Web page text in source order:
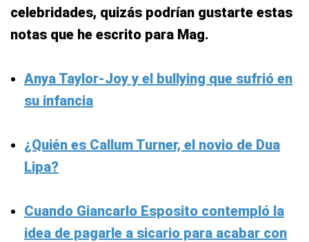
celebridades, quizás podrían gustarte estas
notas que he escrito para Mag.
Anya Taylor-Joy y el bullying que sufrió en
su infancia
¿Quién es Callum Turner, el novio de Dua
Lipa?
Cuando Giancarlo Esposito contempló la
idea de pagarle a sicario para acabar con